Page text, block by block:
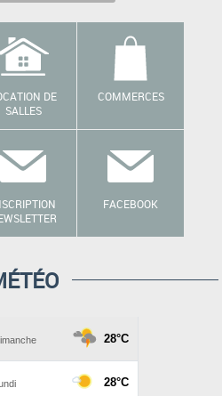
DE
SALLES
COMMERCES
FACEBOOK